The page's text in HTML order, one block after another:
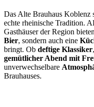
Das Alte Brauhaus Koblenz
echte rheinische Tradition.
Gasthäuser der Region
Bier, sondern auch eine
bringt. Ob deftige Klassiker,
gemütlicher Abend mit
unverwechselbare
Brauhauses.